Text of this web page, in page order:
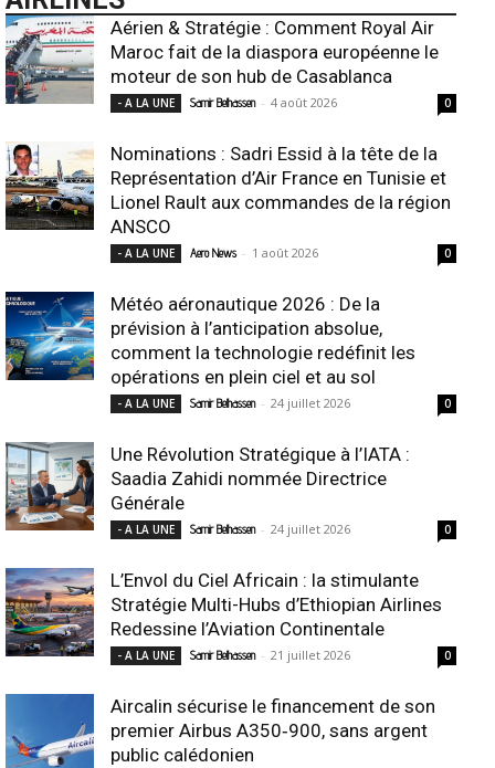
Aérien & Stratégie : Comment Royal Air
Maroc fait de la diaspora européenne le
moteur de son hub de Casablanca
- A LA UNE Samir Belhassen - 4 août 2026 0
Nominations : Sadri Essid à la tête de la
Représentation d’Air France en Tunisie et
Lionel Rault aux commandes de la région
ANSCO
- A LA UNE Aero News - 1 août 2026 0
Météo aéronautique 2026 : De la
prévision à l’anticipation absolue,
comment la technologie redéfinit les
opérations en plein ciel et au sol
- A LA UNE Samir Belhassen - 24 juillet 2026 0
Une Révolution Stratégique à l’IATA :
Saadia Zahidi nommée Directrice
Générale
- A LA UNE Samir Belhassen - 24 juillet 2026 0
L’Envol du Ciel Africain : la stimulante
Stratégie Multi-Hubs d’Ethiopian Airlines
Redessine l’Aviation Continentale
- A LA UNE Samir Belhassen - 21 juillet 2026 0
Aircalin sécurise le financement de son
premier Airbus A350‑900, sans argent
public calédonien